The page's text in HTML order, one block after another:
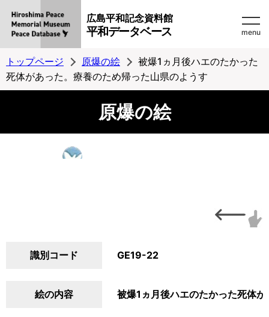
広島平和記念資料館
平和データベース menu
トップページ 原爆の絵
被爆1ヵ月後ハエのたかった
死体があった。療養のため帰った山県のようす
原爆の絵
識別コード GE19-22
絵の内容 被爆1ヵ月後ハエのたかった死体